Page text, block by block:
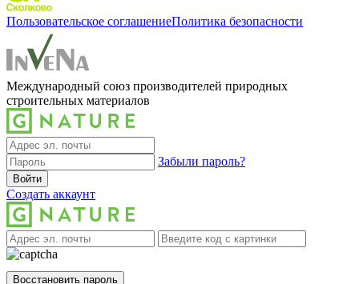
Пользовательское соглашениеПолитика безопасности
Международный союз производителей природных
строительных материалов
Забыли пароль?
Войти
Создать аккаунт
Восстановить пароль